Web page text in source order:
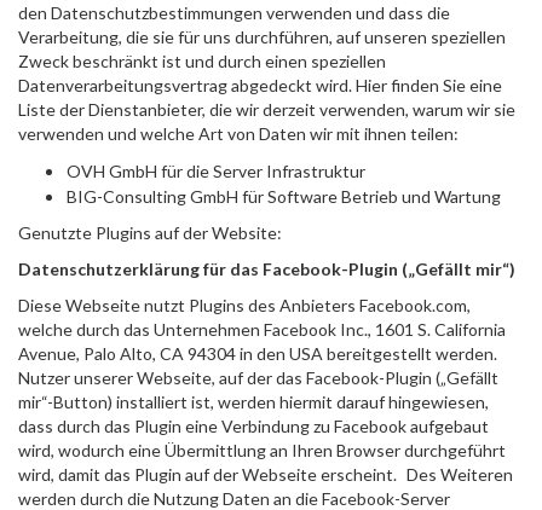
den Datenschutzbestimmungen verwenden und dass die
Verarbeitung, die sie für uns durchführen, auf unseren speziellen
Zweck beschränkt ist und durch einen speziellen
Datenverarbeitungsvertrag abgedeckt wird. Hier finden Sie eine
Liste der Dienstanbieter, die wir derzeit verwenden, warum wir sie
verwenden und welche Art von Daten wir mit ihnen teilen:
OVH GmbH für die Server Infrastruktur
BIG-Consulting GmbH für Software Betrieb und Wartung
Genutzte Plugins auf der Website:
Datenschutzerklärung für das Facebook-Plugin („Gefällt mir“)
Diese Webseite nutzt Plugins des Anbieters Facebook.com,
welche durch das Unternehmen Facebook Inc., 1601 S. California
Avenue, Palo Alto, CA 94304 in den USA bereitgestellt werden.
Nutzer unserer Webseite, auf der das Facebook-Plugin („Gefällt
mir“-Button) installiert ist, werden hiermit darauf hingewiesen,
dass durch das Plugin eine Verbindung zu Facebook aufgebaut
wird, wodurch eine Übermittlung an Ihren Browser durchgeführt
wird, damit das Plugin auf der Webseite erscheint. Des Weiteren
werden durch die Nutzung Daten an die Facebook-Server